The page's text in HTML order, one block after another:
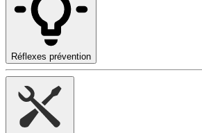
Réflexes prévention